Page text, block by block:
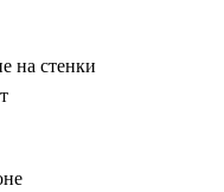
на стенки